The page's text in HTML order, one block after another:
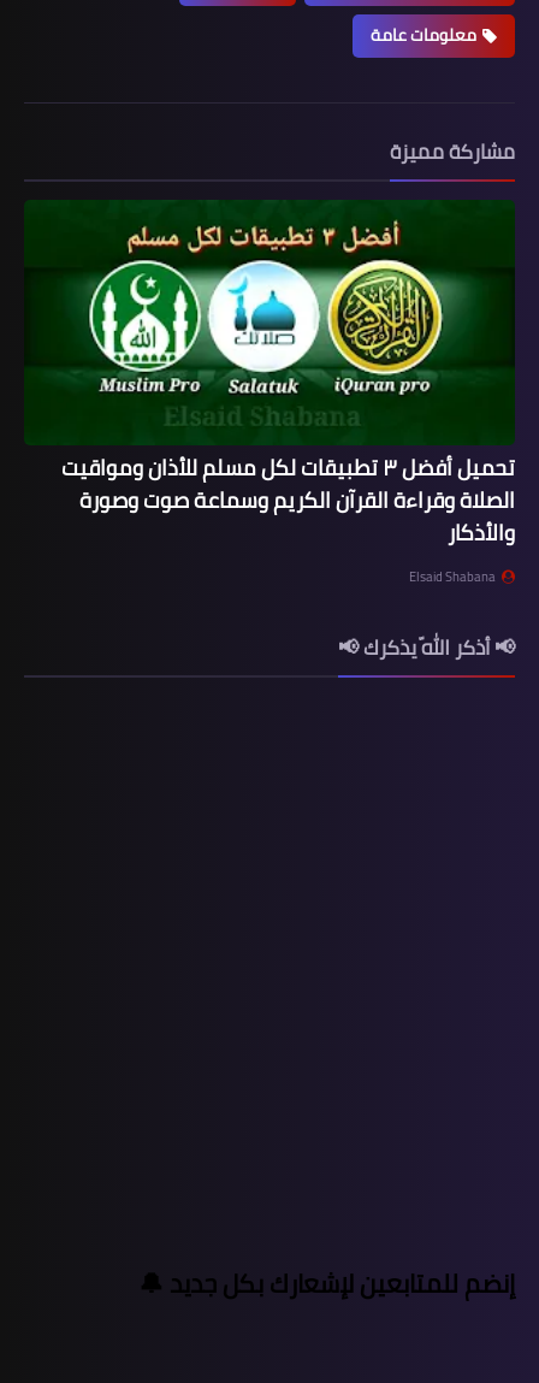
معلومات عامة
مشاركة مميزة
تحميل أفضل ٣ تطبيقات لكل مسلم للأذان ومواقيت
الصلاة وقراءة القرآن الكريم وسماعة صوت وصورة
والأذكار
Elsaid Shabana
📢 أذكر اللّه يذكرك 📢
إنضم للمتابعين لإشعارك بكل جديد 🔔